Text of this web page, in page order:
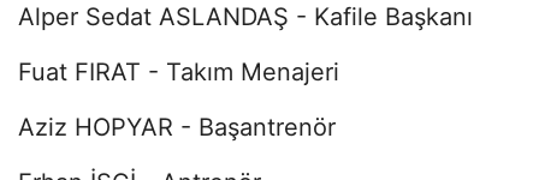
Alper Sedat ASLANDAŞ - Kafile Başkanı
Fuat FIRAT - Takım Menajeri
Aziz HOPYAR - Başantrenör